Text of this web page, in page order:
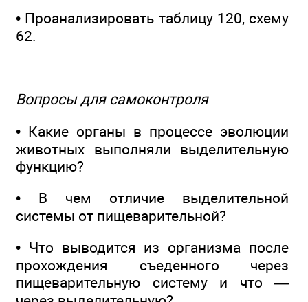
• Проанализировать таблицу 120, схему
62.
Вопросы для самоконтроля
• Какие органы в процессе эволюции
животных выполняли выделительную
функцию?
• В чем отличие выделительной
системы от пищеварительной?
• Что выводится из организма после
прохождения съеденного через
пищеварительную систему и что —